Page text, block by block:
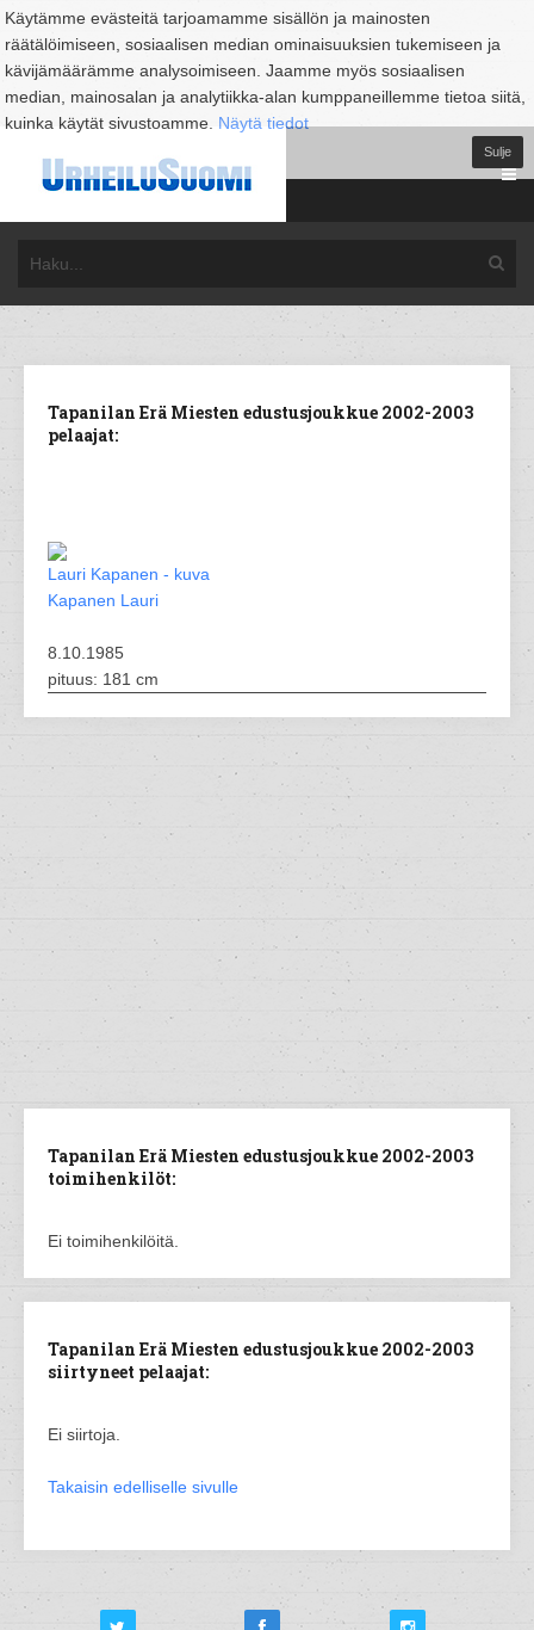
Käytämme evästeitä tarjoamamme sisällön ja mainosten
räätälöimiseen, sosiaalisen median ominaisuuksien tukemiseen ja
kävijämäärämme analysoimiseen. Jaamme myös sosiaalisen
median, mainosalan ja analytiikka-alan kumppaneillemme tietoa siitä,
kuinka käytät sivustoamme. Näytä tiedot
Sulje
Tapanilan Erä Miesten edustusjoukkue 2002-2003
pelaajat:
Kapanen Lauri
8.10.1985
pituus: 181 cm
Tapanilan Erä Miesten edustusjoukkue 2002-2003
toimihenkilöt:
Ei toimihenkilöitä.
Tapanilan Erä Miesten edustusjoukkue 2002-2003
siirtyneet pelaajat:
Ei siirtoja.
Takaisin edelliselle sivulle